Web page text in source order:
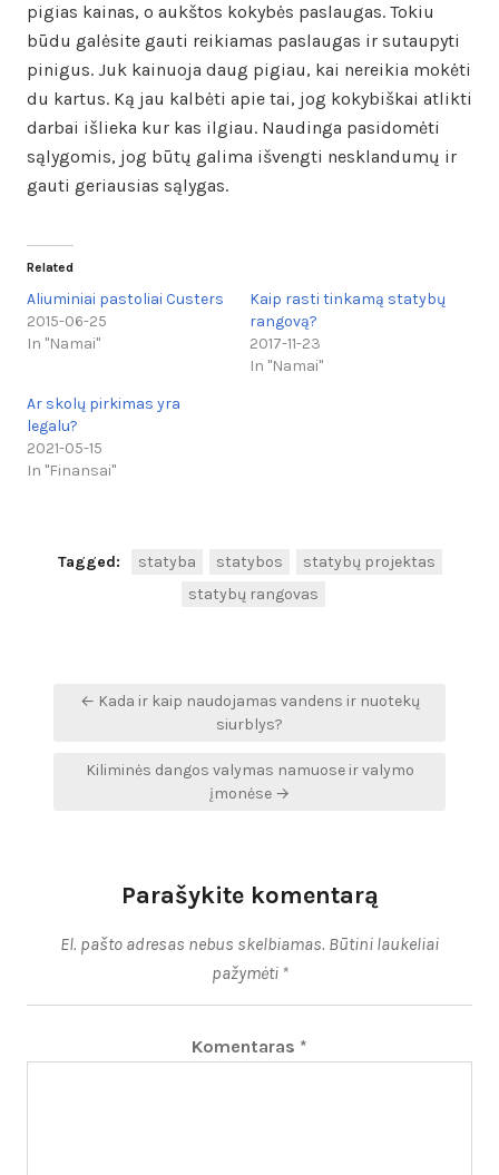
pigias kainas, o aukštos kokybės paslaugas. Tokiu
būdu galėsite gauti reikiamas paslaugas ir sutaupyti
pinigus. Juk kainuoja daug pigiau, kai nereikia mokėti
du kartus. Ką jau kalbėti apie tai, jog kokybiškai atlikti
darbai išlieka kur kas ilgiau. Naudinga pasidomėti
sąlygomis, jog būtų galima išvengti nesklandumų ir
gauti geriausias sąlygas.
Related
Aliuminiai pastoliai Custers
2015-06-25
In "Namai"
Kaip rasti tinkamą statybų
rangovą?
2017-11-23
In "Namai"
Ar skolų pirkimas yra
legalu?
2021-05-15
In "Finansai"
Tagged: statyba statybos
statybų projektas
statybų rangovas
Navigacija
← Kada ir kaip naudojamas vandens ir nuotekų
siurblys?
Kiliminės dangos valymas namuose ir valymo
įmonėse →
Parašykite komentarą
El. pašto adresas nebus skelbiamas. Būtini laukeliai
pažymėti *
Komentaras *